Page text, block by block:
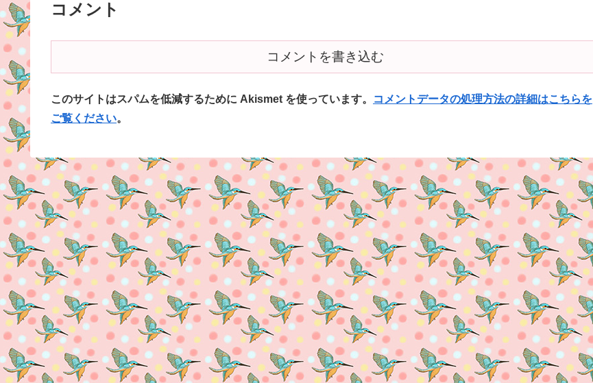
コメント
コメントを書き込む
このサイトはスパムを低減するために Akismet を使っています。
コメントデータの処理方法の詳細はこちらを
ご覧ください。